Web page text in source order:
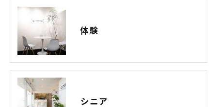
体験
シニア